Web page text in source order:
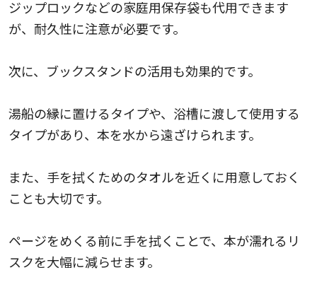
ジップロックなどの家庭用保存袋も代用できます
が、耐久性に注意が必要です。
次に、ブックスタンドの活用も効果的です。
湯船の縁に置けるタイプや、浴槽に渡して使用する
タイプがあり、本を水から遠ざけられます。
また、手を拭くためのタオルを近くに用意しておく
ことも大切です。
ページをめくる前に手を拭くことで、本が濡れるリ
スクを大幅に減らせます。